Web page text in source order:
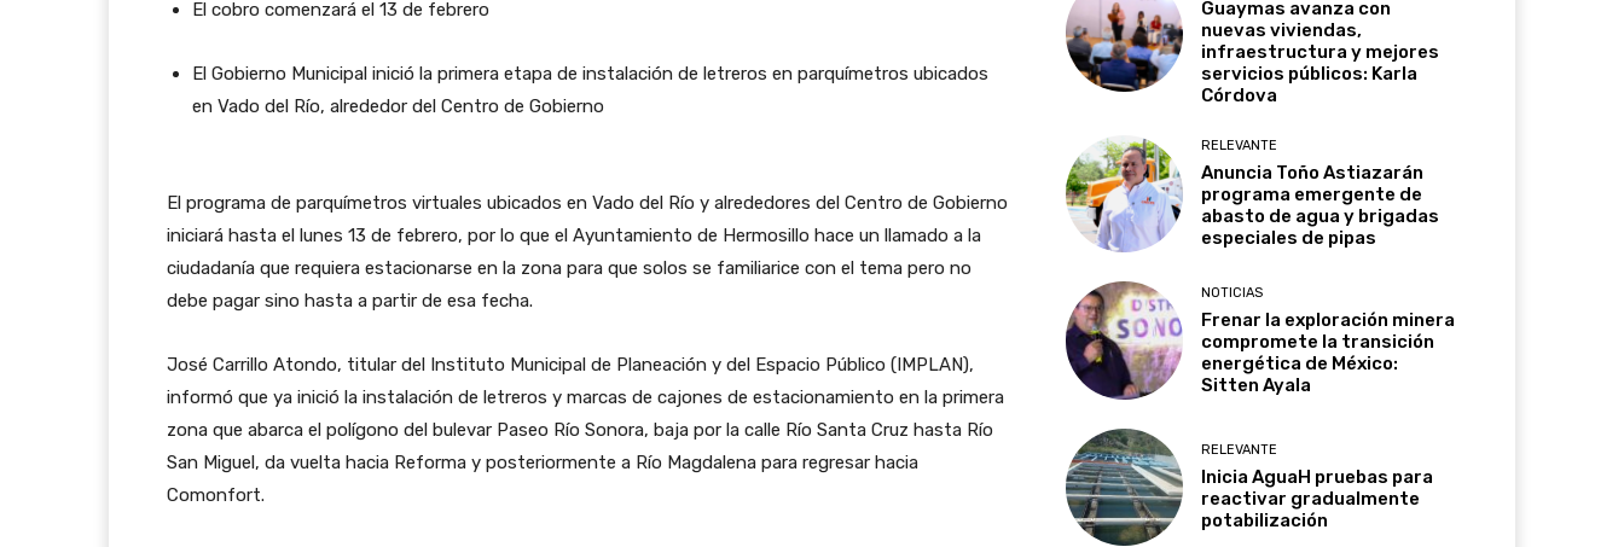
El cobro comenzará el 13 de febrero
El Gobierno Municipal inició la primera etapa de instalación de letreros en parquímetros ubicados
en Vado del Río, alrededor del Centro de Gobierno
El programa de parquímetros virtuales ubicados en Vado del Río y alrededores del Centro de Gobierno
iniciará hasta el lunes 13 de febrero, por lo que el Ayuntamiento de Hermosillo hace un llamado a la
ciudadanía que requiera estacionarse en la zona para que solos se familiarice con el tema pero no
debe pagar sino hasta a partir de esa fecha.
José Carrillo Atondo, titular del Instituto Municipal de Planeación y del Espacio Público (IMPLAN),
informó que ya inició la instalación de letreros y marcas de cajones de estacionamiento en la primera
zona que abarca el polígono del bulevar Paseo Río Sonora, baja por la calle Río Santa Cruz hasta Río
San Miguel, da vuelta hacia Reforma y posteriormente a Río Magdalena para regresar hacia
Comonfort.
Guaymas avanza con
nuevas viviendas,
infraestructura y mejores
servicios públicos: Karla
Córdova
RELEVANTE
Anuncia Toño Astiazarán
programa emergente de
abasto de agua y brigadas
especiales de pipas
NOTICIAS
Frenar la exploración minera
compromete la transición
energética de México:
Sitten Ayala
RELEVANTE
Inicia AguaH pruebas para
reactivar gradualmente
potabilización